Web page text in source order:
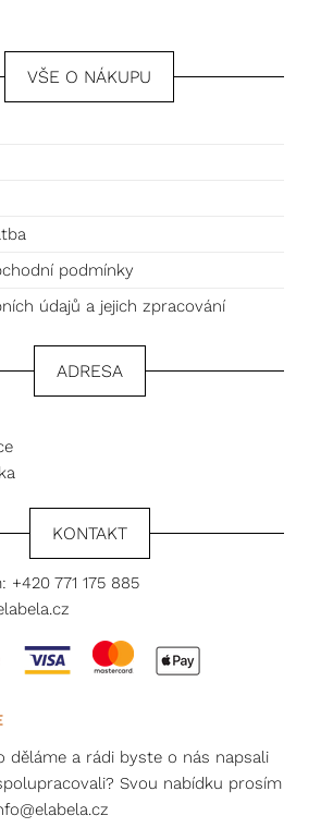
VŠE O NÁKUPU
podmínky
údajů a jejich zpracování
ADRESA
KONTAKT
+420 771 175 885
děláme a rádi byste o nás napsali
Svou nabídku prosím